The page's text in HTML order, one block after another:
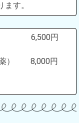
す。
薬） 6,500円
薬） 8,000円